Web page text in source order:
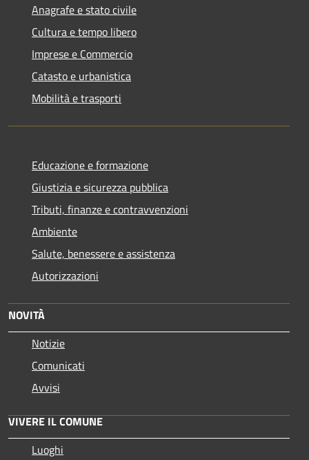
Anagrafe e stato civile
Cultura e tempo libero
Imprese e Commercio
Catasto e urbanistica
Mobilità e trasporti
Educazione e formazione
Giustizia e sicurezza pubblica
Tributi, finanze e contravvenzioni
Ambiente
Salute, benessere e assistenza
Autorizzazioni
NOVITÀ
Notizie
Comunicati
Avvisi
VIVERE IL COMUNE
Luoghi